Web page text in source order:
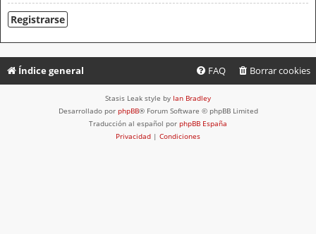
Registrarse
Índice general Borrar cookies
FAQ
Stasis Leak style by Ian Bradley
Desarrollado por phpBB® Forum Software © phpBB Limited
Traducción al español por phpBB España
Privacidad | Condiciones